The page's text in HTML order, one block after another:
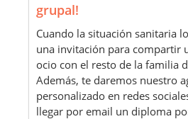
grupal!
Cuando la situación sanitaria
una invitación para compartir
ocio con el resto de la familia
Además, te daremos nuestro
personalizado en redes
llegar por email un diploma